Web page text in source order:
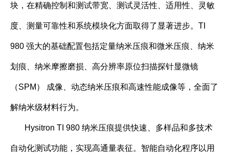
块，在精确控制和测试带宽、测试灵活性、适用性、灵敏
度、测量可靠性和系统模块化方面取得了显著进步。TI
980 强大的基础配置包括定量纳米压痕和微米压痕、纳米
划痕、纳米摩擦磨损、高分辨率原位扫描探针显微镜
（SPM） 成像、动态纳米压痕和高速性能成像等，全面了
解纳米级材料行为。
Hysitron TI 980 纳米压痕提供快速、多样品和多技术
自动化测试功能，实现高通量表征。智能自动化程序以用